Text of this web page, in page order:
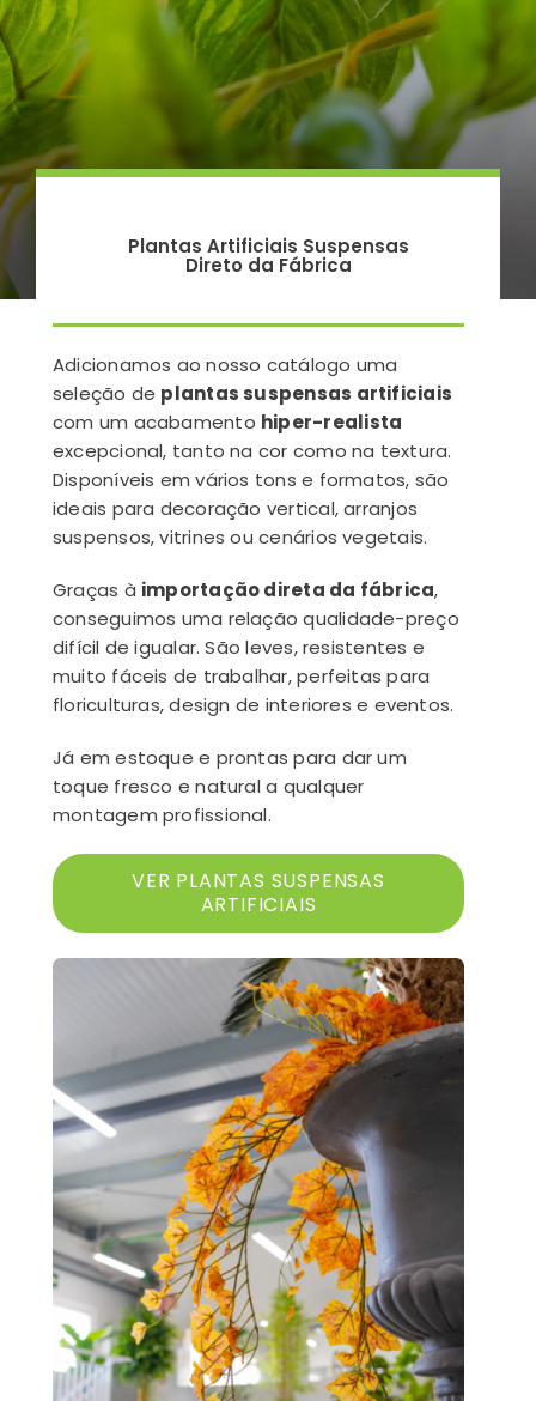
Plantas Artificiais Suspensas
Direto da Fábrica
Adicionamos ao nosso catálogo uma
seleção de plantas suspensas artificiais
com um acabamento hiper-realista
excepcional, tanto na cor como na textura.
Disponíveis em vários tons e formatos, são
ideais para decoração vertical, arranjos
suspensos, vitrines ou cenários vegetais.
Graças à importação direta da fábrica,
conseguimos uma relação qualidade-preço
difícil de igualar. São leves, resistentes e
muito fáceis de trabalhar, perfeitas para
floriculturas, design de interiores e eventos.
Já em estoque e prontas para dar um
toque fresco e natural a qualquer
montagem profissional.
VER PLANTAS SUSPENSAS
ARTIFICIAIS